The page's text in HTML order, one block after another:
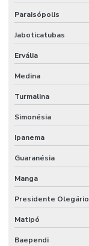
Paraisópolis
Jaboticatubas
Ervália
Medina
Turmalina
Simonésia
Ipanema
Guaranésia
Manga
Presidente Olegário
Matipó
Baependi